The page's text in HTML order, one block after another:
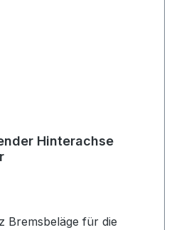
Hinterachse
Bremsbeläge für die